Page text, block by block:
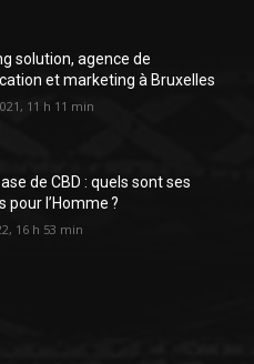
solution, agence de
et marketing à Bruxelles
11 h 11 min
de CBD : quels sont ses
pour l’Homme ?
16 h 53 min